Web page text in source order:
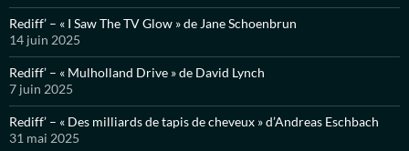
Rediff’ – « I Saw The TV Glow » de Jane Schoenbrun
14 juin 2025
Rediff’ – « Mulholland Drive » de David Lynch
7 juin 2025
Rediff’ – « Des milliards de tapis de cheveux » d’Andreas Eschbach
31 mai 2025